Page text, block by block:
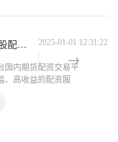
国内期货配资交易平台 乐股配资：低门槛高收益，助你财富增值 2025-01-01 12:31:22
国内期货配资交易平
、高收益的配资服
的回报。 **低门槛，